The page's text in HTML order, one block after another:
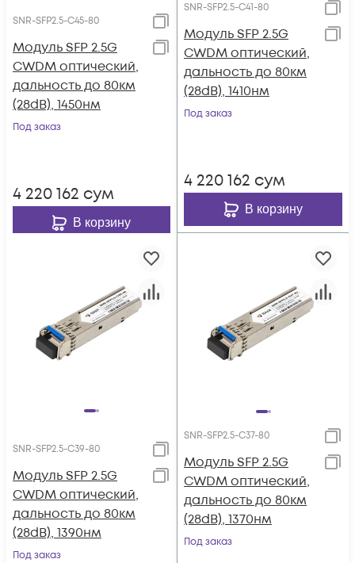
SNR-SFP2.5-C45-80
Модуль SFP 2.5G
CWDM оптический,
дальность до 80км
(28dB), 1450нм
Под заказ
4 220 162 сум
В корзину
SNR-SFP2.5-C41-80
Модуль SFP 2.5G
CWDM оптический,
дальность до 80км
(28dB), 1410нм
Под заказ
4 220 162 сум
В корзину
SNR-SFP2.5-C39-80
Модуль SFP 2.5G
CWDM оптический,
дальность до 80км
(28dB), 1390нм
Под заказ
SNR-SFP2.5-C37-80
Модуль SFP 2.5G
CWDM оптический,
дальность до 80км
(28dB), 1370нм
Под заказ